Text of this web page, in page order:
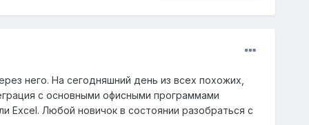
него. На сегодняшний день из всех похожих,
с основными офисными программами
Excel. Любой новичок в состоянии разобраться с